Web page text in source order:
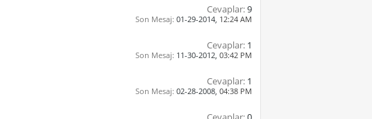
Cevaplar:9
Son Mesaj: 01-29-2014, 12:24 AM
Cevaplar: 1
Son Mesaj: 11-30-2012, 03:42 PM
Cevaplar: 1
Son Mesaj: 02-28-2008, 04:38 PM